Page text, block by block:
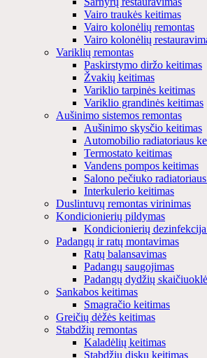
Vairo traukės keitimas
Vairo kolonėlių remontas
Vairo kolonėlių
Variklių remontas
Paskirstymo diržo keitimas
Žvakių keitimas
Variklio tarpinės keitimas
Variklio grandinės keitimas
Aušinimo sistemos remontas
Aušinimo skysčio keitimas
Automobilio radiatoriaus
Termostato keitimas
Vandens pompos keitimas
Salono pečiuko
Interkulerio keitimas
Duslintuvų remontas virinimas
Kondicionierių pildymas
Kondicionierių
Padangų ir ratų montavimas
Ratų balansavimas
Padangų saugojimas
Padangų dydžių skaičiuoklė
Sankabos keitimas
Smagračio keitimas
Greičių dėžės keitimas
Stabdžių remontas
Kaladėlių keitimas
Stabdžių diskų keitimas